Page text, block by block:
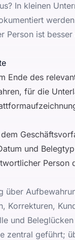
In kleinen
Person ist
Ende des
für die
und
Person
über
Korrekturen,
und
zentral geführt;